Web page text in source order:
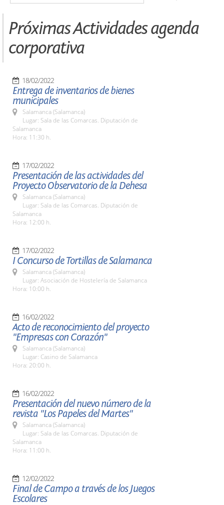
Próximas Actividades agenda
corporativa
18/02/2022
Entrega de inventarios de bienes
municipales
Salamanca (Salamanca)
Lugar: Sala de las Comarcas. Diputación de
Salamanca
Hora: 11:30 h.
17/02/2022
Presentación de las actividades del
Proyecto Observatorio de la Dehesa
Salamanca (Salamanca)
Lugar: Sala de las Comarcas. Diputación de
Salamanca
Hora: 12:00 h.
17/02/2022
I Concurso de Tortillas de Salamanca
Salamanca (Salamanca)
Lugar: Asociación de Hostelería de Salamanca
Hora: 10:00 h.
16/02/2022
Acto de reconocimiento del proyecto
"Empresas con Corazón"
Salamanca (Salamanca)
Lugar: Casino de Salamanca
Hora: 20:00 h.
16/02/2022
Presentación del nuevo número de la
revista "Los Papeles del Martes"
Salamanca (Salamanca)
Lugar: Sala de las Comarcas. Diputación de
Salamanca
Hora: 11:00 h.
12/02/2022
Final de Campo a través de los Juegos
Escolares